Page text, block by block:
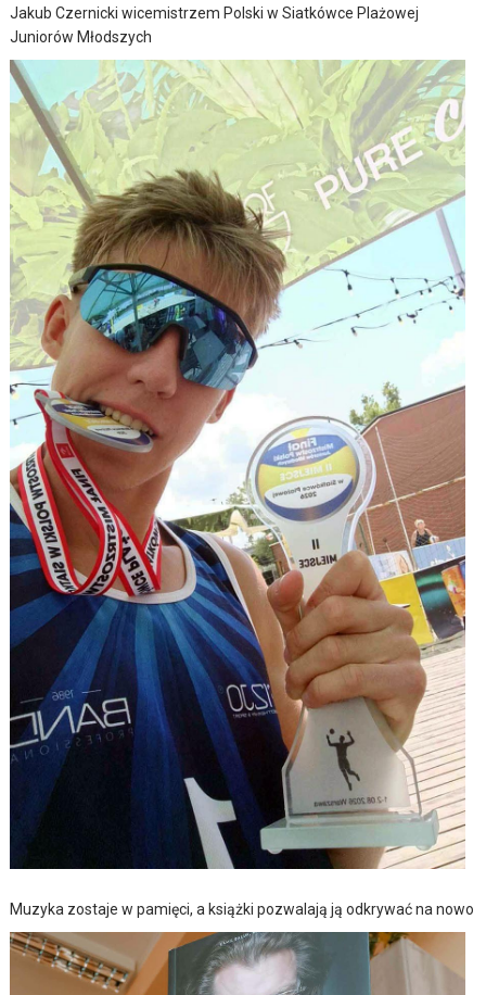
Jakub Czernicki wicemistrzem Polski w Siatkówce Plażowej
Juniorów Młodszych
Muzyka zostaje w pamięci, a książki pozwalają ją odkrywać na nowo